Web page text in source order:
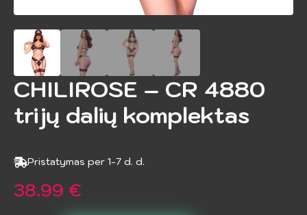
CHILIROSE – CR 4880
trijų dalių komplektas
Pristatymas per 1-7 d. d.
38.99 €